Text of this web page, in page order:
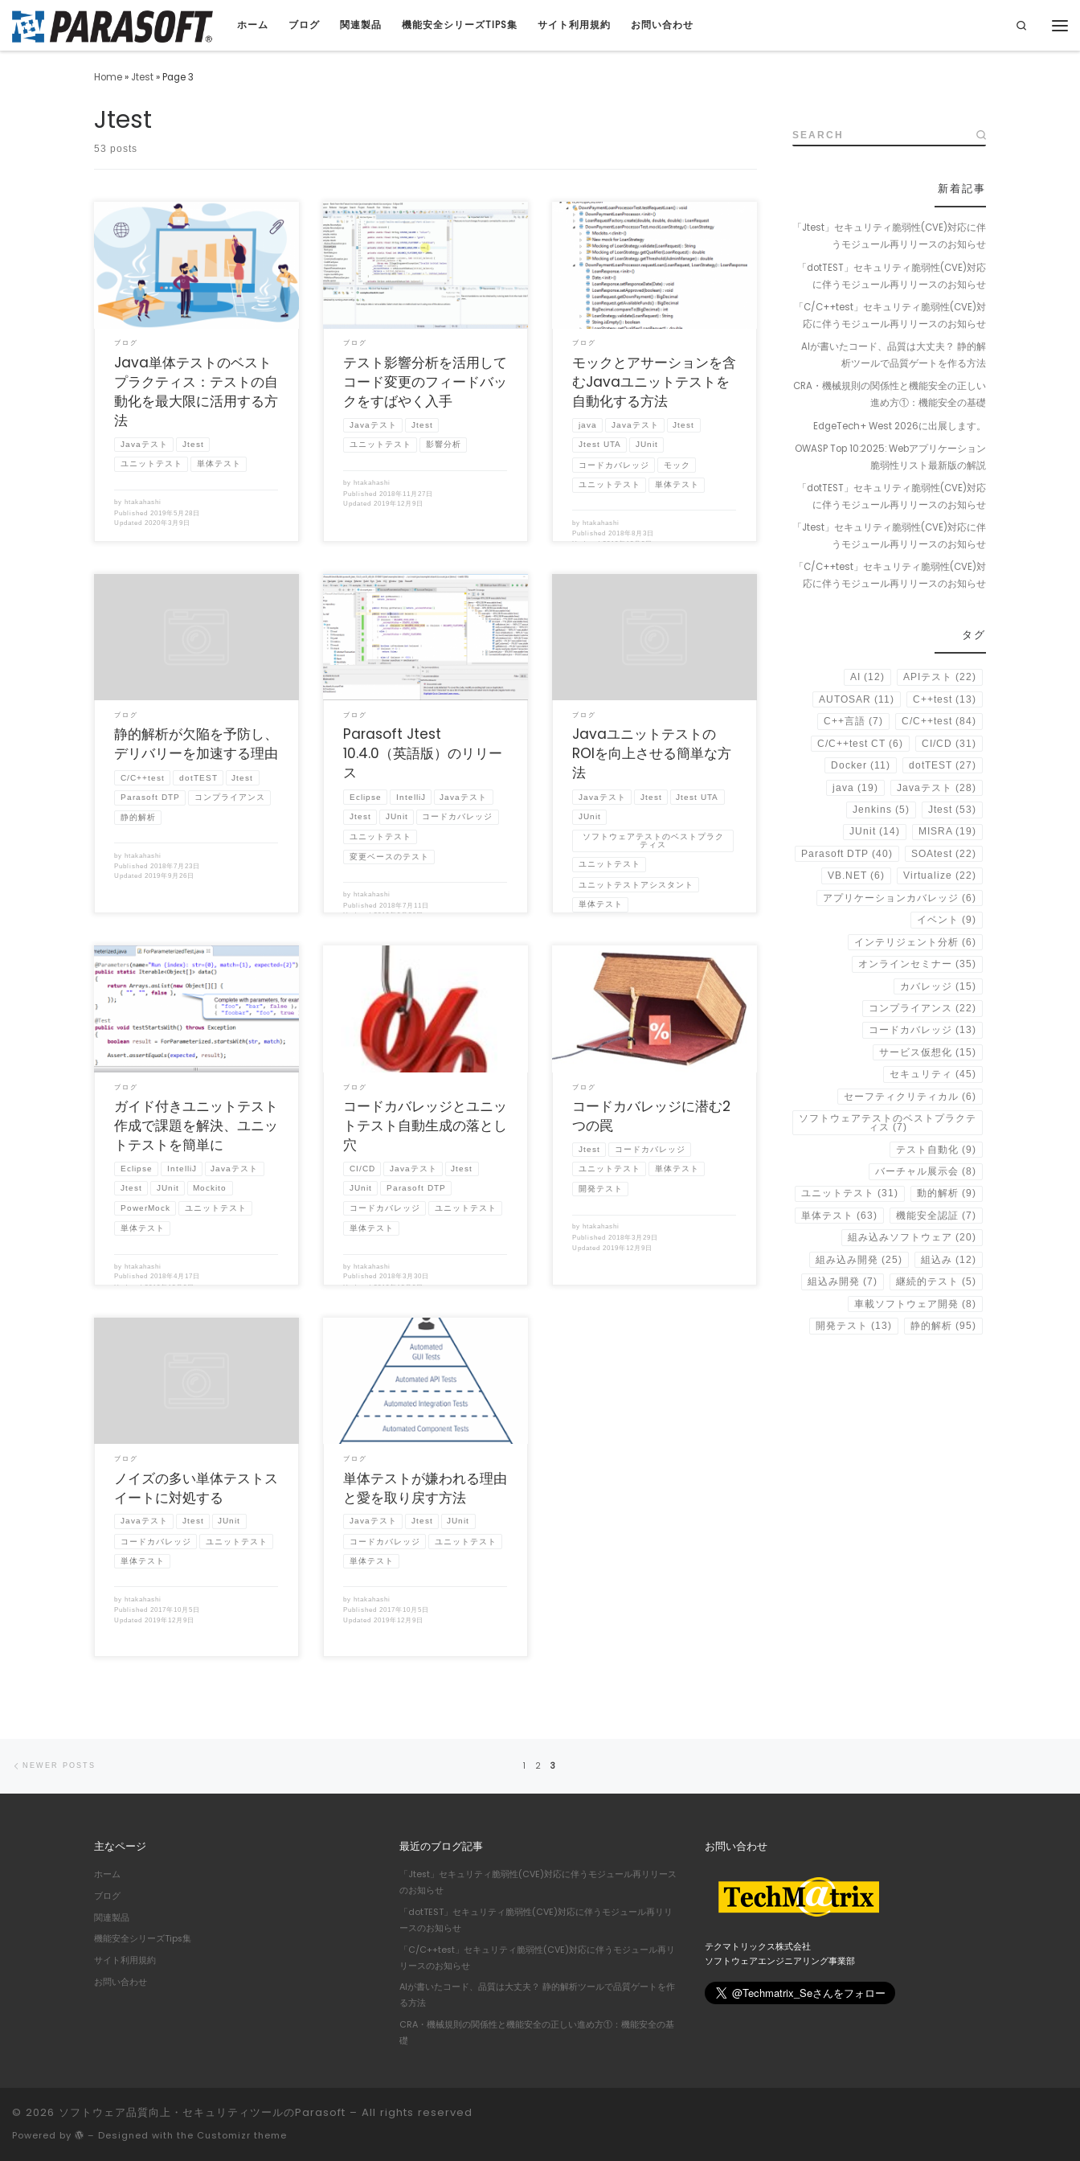
ホーム ブログ 関連製品 機能安全シリーズTIPS集 サイト利用規約 お問い合わせ Search
Home» Jtest»Page 3
Jtest
53 posts
単体テストは誰もが知っているプラクティス
ですが、まだまだ改善の余地はあります。こ
の記事では、自動化ツ […]
ブログ
Java単体テストのベスト
プラクティス：テストの自
動化を最大限に活用する方
法
Javaテスト Jtest
ユニットテスト 単体テスト
by htakahashi
Published 2019年5月28日
Updated 2020年3月9日
早くテストすればするほど、早くリリースす
ることができます。コード変更の影響につい
て検証するために、ナ […]
ブログ
テスト影響分析を活用して
コード変更のフィードバッ
クをすばやく入手
Javaテスト Jtest
ユニットテスト 影響分析
by htakahashi
Published 2018年11月27日
Updated 2019年12月9日
優れたユニットテストは、コードが現に動作
していること、また今後も動作し続けること
を保証する素晴らしい […]
ブログ
モックとアサーションを含
むJavaユニットテストを
自動化する方法
java Javaテスト Jtest
Jtest UTA JUnit
コードカバレッジ モック
ユニットテスト 単体テスト
byhtakahashi
Published2018年8月3日
Updated2019年12月9日
ブログ
静的解析が欠陥を予防し、
デリバリーを加速する理由
C/C++test dotTEST Jtest
Parasoft DTP コンプライアンス
静的解析
byhtakahashi
Published 2018年7月23日
Updated2019年9月26日
（この記事は、開発元Parasoft社 Blog
「Parasoft Jtest 10.4.0」20 […]
ブログ
Parasoft Jtest
10.4.0（英語版）のリリー
ス
Eclipse IntelliJ Javaテスト
Jtest JUnit コードカバレッジ
ユニットテスト
変更ベースのテスト
by htakahashi
Published 2018年7月11日
Updated 2019年9月26日
ブログ
Javaユニットテストの
ROIを向上させる簡単な方
法
Javaテスト Jtest Jtest UTA
JUnit
ソフトウェアテストのベストプラク
ティス
ユニットテスト
ユニットテストアシスタント
単体テスト
Published2018年6月22日
Updated2019年12月9日
（この記事は、開発元Parasoft社 Blog
「Guided Unit Test Creatio […]
ブログ
ガイド付きユニットテスト
作成で課題を解決、ユニッ
トテストを簡単に
Eclipse IntelliJ Javaテスト
Jtest JUnit Mockito
PowerMock ユニットテスト
単体テスト
by htakahashi
Published2018年4月17日
Updated2019年12月9日
（この記事は、開発元Parasoft社 Blog
「Code Coverage and the Pi […]
ブログ
コードカバレッジとユニッ
トテスト自動生成の落とし
穴
CI/CD Javaテスト Jtest
JUnit Parasoft DTP
コードカバレッジ ユニットテスト
単体テスト
by htakahashi
Published2018年3月30日
Updated2019年12月9日
（この記事は、開発元Parasoft社 Blog
「The Two Big Traps of Cod […]
ブログ
コードカバレッジに潜む2
つの罠
Jtest コードカバレッジ
ユニットテスト 単体テスト
開発テスト
byhtakahashi
Published2018年3月29日
Updated 2019年12月9日
ブログ
ノイズの多い単体テストス
イートに対処する
Javaテスト Jtest JUnit
コードカバレッジ ユニットテスト
単体テスト
byhtakahashi
Published 2017年10月5日
Updated 2019年12月9日
（この記事は、開発元Parasoft社 Blog
「Why People Hate Unit Tes […]
ブログ
単体テストが嫌われる理由
と愛を取り戻す方法
Javaテスト Jtest JUnit
コードカバレッジ ユニットテスト
単体テスト
byhtakahashi
Published 2017年10月5日
Updated 2019年12月9日
SEARCH
新着記事
「Jtest」セキュリティ脆弱性(CVE)対応に伴
うモジュール再リリースのお知らせ
「dotTEST」セキュリティ脆弱性(CVE)対応
に伴うモジュール再リリースのお知らせ
「C/C++test」セキュリティ脆弱性(CVE)対
応に伴うモジュール再リリースのお知らせ
AIが書いたコード、品質は大丈夫？ 静的解
析ツールで品質ゲートを作る方法
CRA・機械規則の関係性と機能安全の正しい
進め方①：機能安全の基礎
EdgeTech+ West 2026に出展します。
OWASP Top 10:2025: Webアプリケーション
脆弱性リスト最新版の解説
「dotTEST」セキュリティ脆弱性(CVE)対応
に伴うモジュール再リリースのお知らせ
「Jtest」セキュリティ脆弱性(CVE)対応に伴
うモジュール再リリースのお知らせ
「C/C++test」セキュリティ脆弱性(CVE)対
応に伴うモジュール再リリースのお知らせ
タグ
AI (12) APIテスト (22)
AUTOSAR (11) C++test (13)
C++言語 (7) C/C++test (84)
C/C++test CT (6) CI/CD (31)
Docker (11) dotTEST (27)
java (19) Javaテスト (28)
Jenkins (5) Jtest (53)
JUnit (14) MISRA (19)
Parasoft DTP (40) SOAtest (22)
VB.NET (6) Virtualize (22)
アプリケーションカバレッジ (6)
イベント (9)
インテリジェント分析 (6)
オンラインセミナー (35)
カバレッジ (15)
コンプライアンス (22)
コードカバレッジ (13)
サービス仮想化 (15)
セキュリティ (45)
セーフティクリティカル (6)
ソフトウェアテストのベストプラクテ
ィス (7)
テスト自動化 (9)
バーチャル展示会 (8)
ユニットテスト (31) 動的解析 (9)
単体テスト (63) 機能安全認証 (7)
組み込みソフトウェア (20)
組み込み開発 (25) 組込み (12)
組込み開発 (7) 継続的テスト (5)
車載ソフトウェア開発 (8)
開発テスト (13) 静的解析 (95)
Posts navigation
NEWER POSTS 1 2 3
主なページ
ホーム
ブログ
関連製品
機能安全シリーズTips集
サイト利用規約
お問い合わせ
最近のブログ記事
「Jtest」セキュリティ脆弱性(CVE)対応に伴うモジュール再リリース
のお知らせ
「dotTEST」セキュリティ脆弱性(CVE)対応に伴うモジュール再リリ
ースのお知らせ
「C/C++test」セキュリティ脆弱性(CVE)対応に伴うモジュール再リ
リースのお知らせ
AIが書いたコード、品質は大丈夫？ 静的解析ツールで品質ゲートを作
る方法
CRA・機械規則の関係性と機能安全の正しい進め方①：機能安全の基
礎
お問い合わせ
テクマトリックス株式会社
ソフトウェアエンジニアリング事業部
© 2026 ソフトウェア品質向上・セキュリティツールのParasoft – All rights reserved
Powered by – Designed with the Customizr theme